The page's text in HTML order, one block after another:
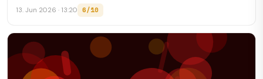
13. Jun 2026 · 13:20 6/10